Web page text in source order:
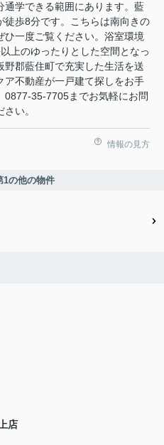
通学できる範囲にあります。藍
徒歩8分です。こちらは南向きの
ひ一度ご覧ください。浴室環境
上のゆったりとした空間となっ
野郡藍住町で充実した生活を送
ア不動産が一戸建て探しをお手
0877-35-7705までお気軽にお問
い。
情報の見方
1の他の物件
店